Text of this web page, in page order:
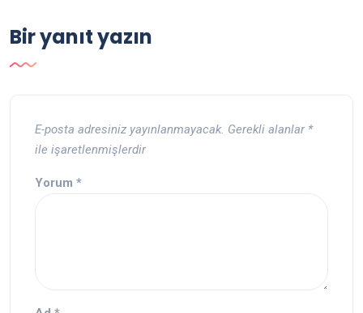
Bir yanıt yazın
E-posta adresiniz yayınlanmayacak. Gerekli alanlar *
ile işaretlenmişlerdir
Yorum *